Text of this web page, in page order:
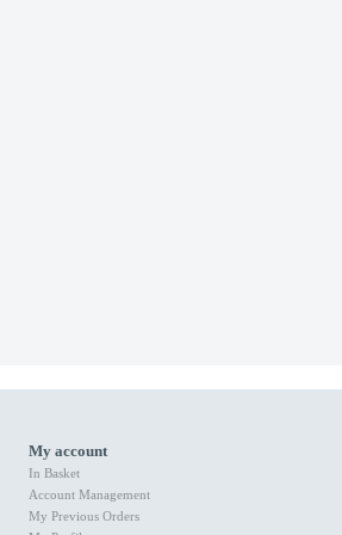
My account
In Basket
Account Management
My Previous Orders